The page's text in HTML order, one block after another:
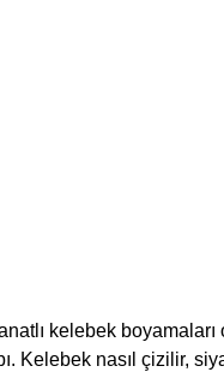
kelebek
Kelebek nasıl çizilir,